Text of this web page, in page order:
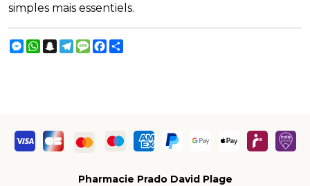
simples mais essentiels.
Messenger
WhatsApp
Snapchat
Telegram
Message
Facebook
Pharmacie Prado David Plage